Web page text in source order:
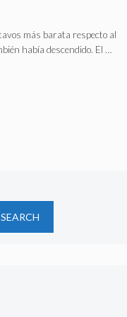
más barata respecto al
había descendido. El …
SEARCH